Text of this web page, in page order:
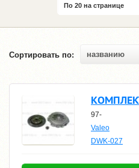
По 20 на странице
Сортировать по: названию
97-
Valeo
DWK-027